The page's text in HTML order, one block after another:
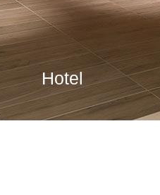
Hotel